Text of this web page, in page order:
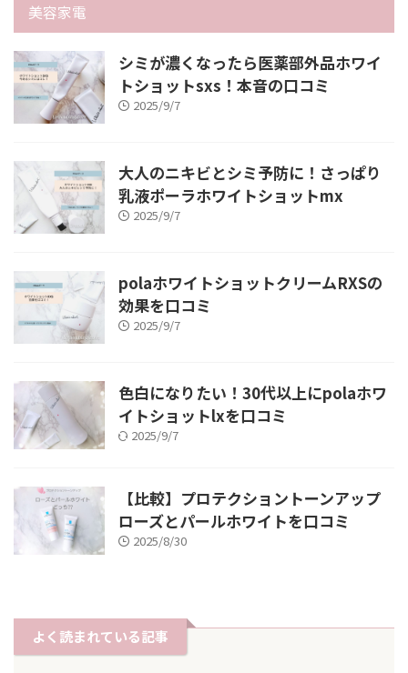
美容家電
シミが濃くなったら医薬部外品ホワイ
トショットsxs！本音の口コミ
2025/9/7
大人のニキビとシミ予防に！さっぱり
乳液ポーラホワイトショットmx
2025/9/7
polaホワイトショットクリームRXSの
効果を口コミ
2025/9/7
色白になりたい！30代以上にpolaホワ
イトショットlxを口コミ
2025/9/7
【比較】プロテクショントーンアップ
ローズとパールホワイトを口コミ
2025/8/30
よく読まれている記事